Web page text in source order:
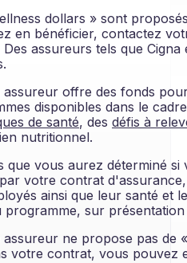
dollars » sont
en bénéficier, contactez
assureurs tels que
assureur offre des fonds
disponibles dans le
de santé, des défis à
nutritionnel.
que vous aurez déterminé
votre contrat
ainsi que leur santé et
programme, sur
assureur ne propose pas de
votre contrat, vous pouvez